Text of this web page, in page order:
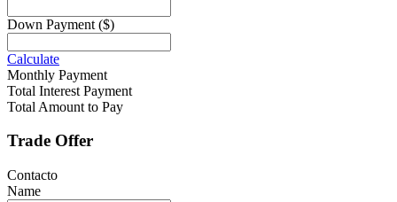
Down Payment ($)
Calculate
Monthly Payment
Total Interest Payment
Total Amount to Pay
Trade Offer
Contacto
Name